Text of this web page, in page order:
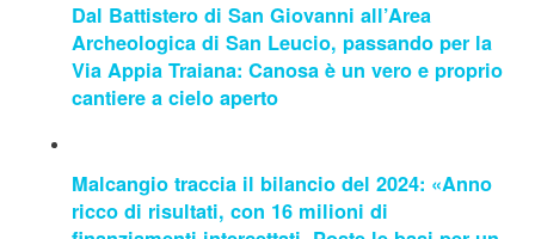
Dal Battistero di San Giovanni all’Area
Archeologica di San Leucio, passando per la
Via Appia Traiana: Canosa è un vero e proprio
cantiere a cielo aperto
Malcangio traccia il bilancio del 2024: «Anno
ricco di risultati, con 16 milioni di